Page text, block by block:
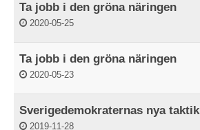
Ta jobb i den gröna näringen
2020-05-25
Ta jobb i den gröna näringen
2020-05-23
Sverigedemokraternas nya taktik
2019-11-28